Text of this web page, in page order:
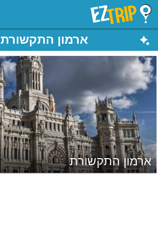
EZTrip
ארמון התקשורת
ארמון התקשורת